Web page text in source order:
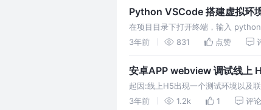
Python VSCode 搭建虚拟环
在项目目录下打开终端，输入
VSCode 中打开设置（Ctrl+,），输
3年前 831 点赞
安卓APP webview 调试线上
起因:线上H5出现一个测试环境以及
Element文件无法查看属性,仅能看到
3年前 1.2k 1 评论